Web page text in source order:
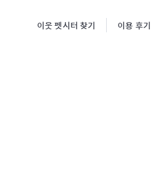
이웃 펫시터 찾기 이용 후기